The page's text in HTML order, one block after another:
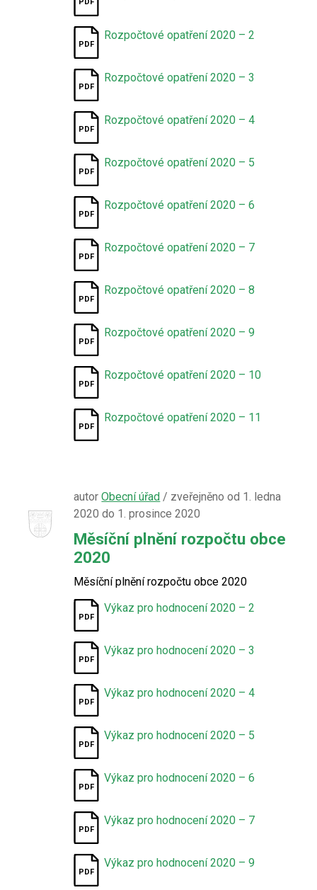
Rozpočtové opatření 2020 – 2
Rozpočtové opatření 2020 – 3
Rozpočtové opatření 2020 – 4
Rozpočtové opatření 2020 – 5
Rozpočtové opatření 2020 – 6
Rozpočtové opatření 2020 – 7
Rozpočtové opatření 2020 – 8
Rozpočtové opatření 2020 – 9
Rozpočtové opatření 2020 – 10
Rozpočtové opatření 2020 – 11
autorObecní úřad / zveřejněno od 1. ledna
2020 do 1. prosince 2020
Měsíční plnění rozpočtu obce
2020
Měsíční plnění rozpočtu obce 2020
Výkaz pro hodnocení 2020 – 2
Výkaz pro hodnocení 2020 – 3
Výkaz pro hodnocení 2020 – 4
Výkaz pro hodnocení 2020 – 5
Výkaz pro hodnocení 2020 – 6
Výkaz pro hodnocení 2020 – 7
Výkaz pro hodnocení 2020 – 9